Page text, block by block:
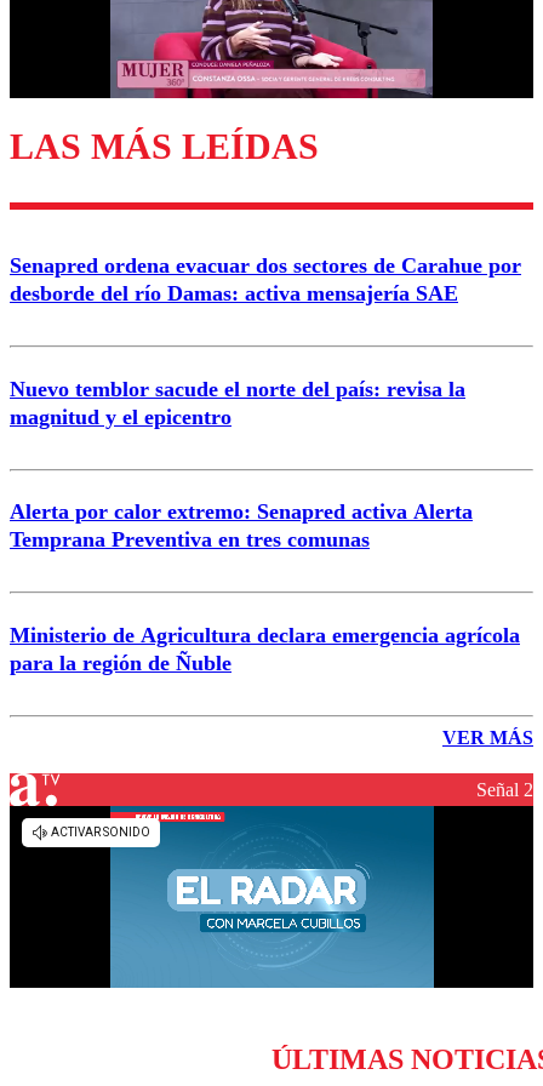
LAS MÁS LEÍDAS
Senapred ordena evacuar dos sectores de Carahue por
desborde del río Damas: activa mensajería SAE
Nuevo temblor sacude el norte del país: revisa la
magnitud y el epicentro
Alerta por calor extremo: Senapred activa Alerta
Temprana Preventiva en tres comunas
Ministerio de Agricultura declara emergencia agrícola
para la región de Ñuble
VER MÁS
Señal 2
ÚLTIMAS